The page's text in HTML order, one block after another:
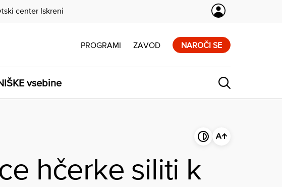
vsebine
PROGRAMI ZAVOD NAROČI SE
center Iskreni
hčerke siliti k